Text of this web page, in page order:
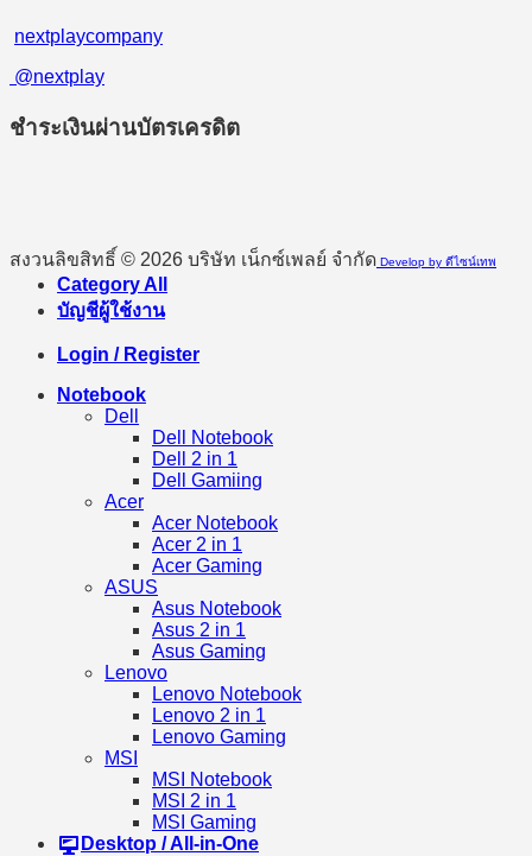
nextplaycompany
@nextplay
ชำระเงินผ่านบัตรเครดิต
สงวนลิขสิทธิ์ © 2026 บริษัท เน็กซ์เพลย์ จำกัด Develop by ดีไซน์เทพ
Category All
บัญชีผู้ใช้งาน
Login / Register
Notebook
Dell
Dell Notebook
Dell 2 in 1
Dell Gamiing
Acer
Acer Notebook
Acer 2 in 1
Acer Gaming
ASUS
Asus Notebook
Asus 2 in 1
Asus Gaming
Lenovo
Lenovo Notebook
Lenovo 2 in 1
Lenovo Gaming
MSI
MSI Notebook
MSI 2 in 1
MSI Gaming
Desktop / All-in-One